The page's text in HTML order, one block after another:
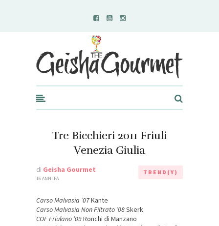
Geisha Gourmet
Tre Bicchieri 2011 Friuli
Venezia Giulia
di Geisha Gourmet
16 ANNI FA
TREND(Y)
Carso Malvasia ’07Kante
Carso Malvasia Non Filtrato ’08Skerk
COF Friulano ’09Ronchi di Manzano